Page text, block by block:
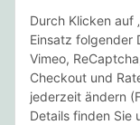
Folgende
Durch Klicken auf
Einsatz folgender
Vimeo,
Checkout und
jederzeit ändern
Details finden Sie